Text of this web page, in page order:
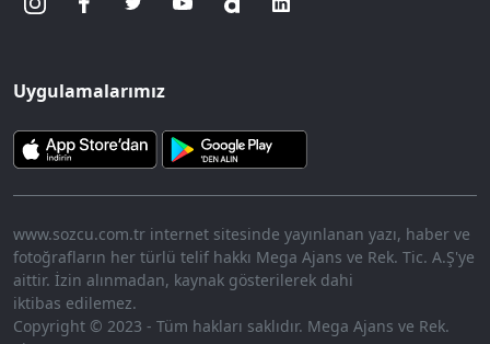
Uygulamalarımız
www.sozcu.com.tr internet sitesinde yayınlanan yazı, haber ve
fotoğrafların her türlü telif hakkı Mega Ajans ve Rek. Tic. A.Ş'ye
aittir. İzin alınmadan, kaynak gösterilerek dahi
iktibas edilemez.
Copyright © 2023 - Tüm hakları saklıdır. Mega Ajans ve Rek.